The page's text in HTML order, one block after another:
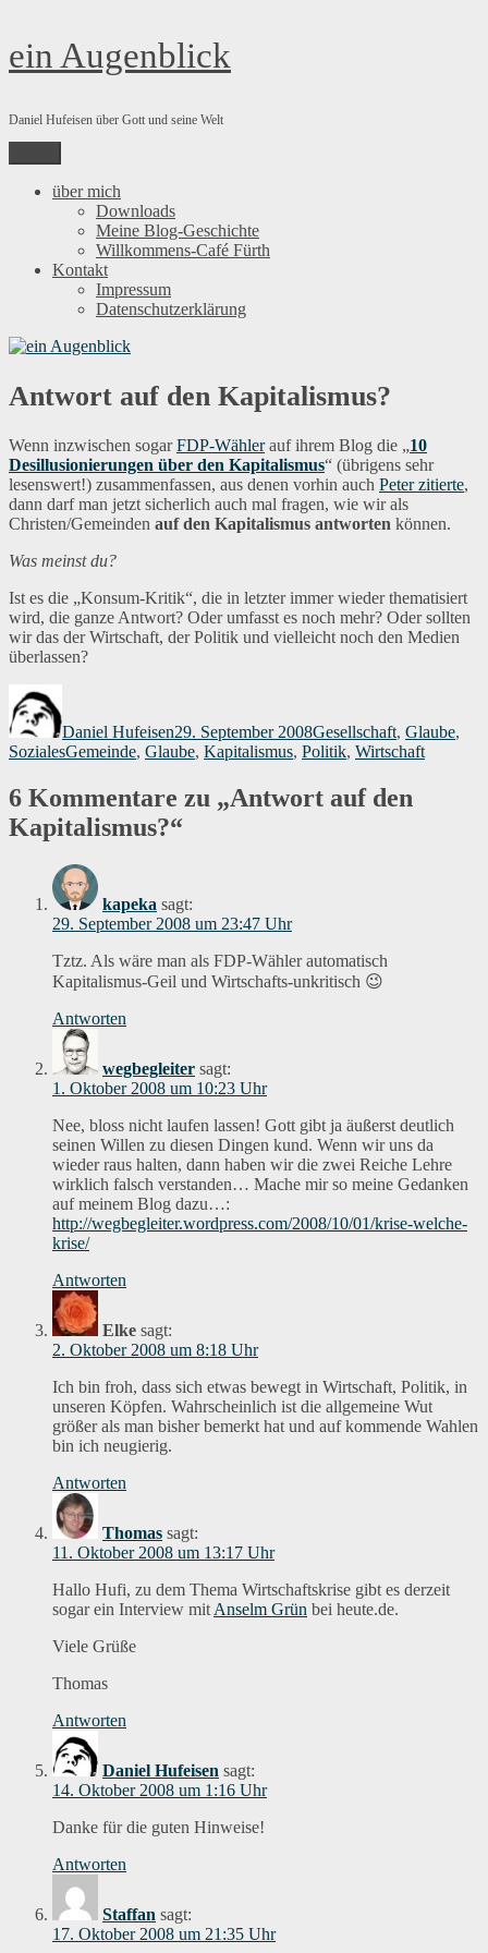
Zum
Inhalt
ein Augenblick
Daniel Hufeisen über Gott und seine Welt
über mich
Downloads
Meine Blog-Geschichte
Willkommens-Café Fürth
Kontakt
Impressum
Datenschutzerklärung
Antwort auf den Kapitalismus?
Wenn inzwischen sogarFDP-Wählerauf ihrem Blog die „10
Desillusionierungen über den Kapitalismus“ (übrigens sehr
lesenswert!) zusammenfassen, aus denen vorhin auch Peter zitierte,
dann darf man jetzt sicherlich auch mal fragen, wie wir als
Christen/Gemeinden auf den Kapitalismus antworten können.
Was meinst du?
Ist es die „Konsum-Kritik“, die in letzter immer wieder thematisiert
wird, die ganze Antwort? Oder umfasst es noch mehr? Oder sollten
wir das der Wirtschaft, der Politik und vielleicht noch den Medien
überlassen?
Daniel Hufeisen29. September 2008Gesellschaft, Glaube,
SozialesSchlagwörter
Gemeinde, Glaube, Kapitalismus, Politik, Wirtschaft
6 Kommentare zu „Antwort auf den
Kapitalismus?“
kapeka sagt:
29. September 2008 um 23:47 Uhr
Tztz. Als wäre man als FDP-Wähler automatisch
Kapitalismus-Geil und Wirtschafts-unkritisch 😉
Antworten
wegbegleiter sagt:
1. Oktober 2008 um 10:23 Uhr
Nee, bloss nicht laufen lassen! Gott gibt ja äußerst deutlich
seinen Willen zu diesen Dingen kund. Wenn wir uns da
wieder raus halten, dann haben wir die zwei Reiche Lehre
wirklich falsch verstanden… Mache mir so meine Gedanken
auf meinem Blog dazu…:
http://wegbegleiter.wordpress.com/2008/10/01/krise-welche-
krise/
Antworten
Elke sagt:
2. Oktober 2008 um 8:18 Uhr
Ich bin froh, dass sich etwas bewegt in Wirtschaft, Politik, in
unseren Köpfen. Wahrscheinlich ist die allgemeine Wut
größer als man bisher bemerkt hat und auf kommende Wahlen
bin ich neugierig.
Antworten
Thomas sagt:
11. Oktober 2008 um 13:17 Uhr
Hallo Hufi, zu dem Thema Wirtschaftskrise gibt es derzeit
sogar ein Interview mit Anselm Grün bei heute.de.
Viele Grüße
Thomas
Antworten
Daniel Hufeisen sagt:
14. Oktober 2008 um 1:16 Uhr
Danke für die guten Hinweise!
Antworten
Staffan sagt:
17. Oktober 2008 um 21:35 Uhr